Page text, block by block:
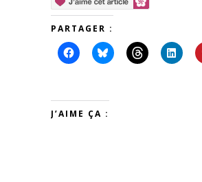
PARTAGER :
J’AIME ÇA :